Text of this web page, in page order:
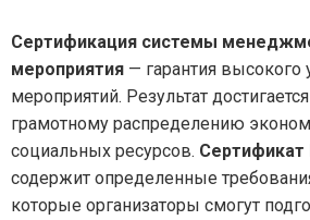
Сертификация системы
мероприятия — гарантия высокого
мероприятий. Результат
грамотному распределению
социальных ресурсов. Сертификат
содержит определенные
которые организаторы смогут